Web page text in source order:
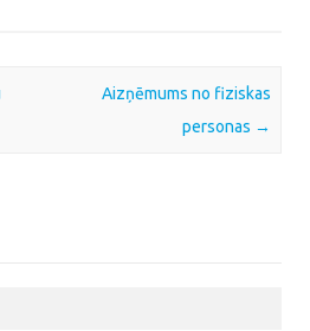
Aizņēmums no fiziskas
personas →